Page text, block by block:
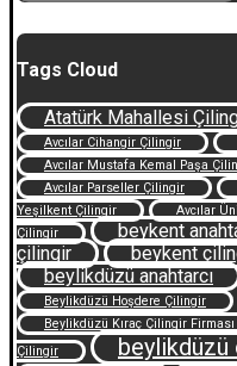
Tags Cloud
Atatürk Mahallesi
Avcılar Cihangir Çilingir
Avcılar Mustafa Kemal Paşa
Avcılar Parseller Çilingir
Yeşilkent Çilingir
Avcılar
Çilingir
beykent
çilingir
beykent
beylikdüzü anahtarcı
Beylikdüzü Hoşdere Çilingir
Beylikdüzü Kıraç Çilingir Firması
Çilingir